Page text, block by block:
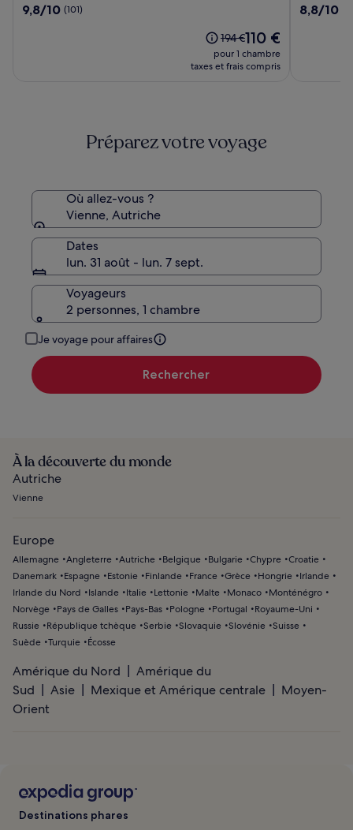
Vienna
9.8
9,8/10 (101)
Le
prix
était
d’informations
sur
standard.
194 €Le
nouveau
prix
110 €
pour 1 chambre
taxes et frais compris
Hub
8.8
8,8/10
Préparez votre voyage
Où allez-vous ?
Vienne, Autriche
Dates
lun. 31 août - lun. 7 sept.
Voyageurs
2 personnes, 1 chambre
Je voyage pour affaires
Rechercher
À la découverte du monde
Autriche
Vienne
Europe
Allemagne Angleterre Autriche Belgique Bulgarie Chypre Croatie
Danemark
Espagne Estonie Finlande France Grèce Hongrie
Irlande
Irlande du Nord
Islande Italie Lettonie Malte Monaco
Monténégro
Norvège
Pays de Galles Pays-Bas Pologne Portugal
Royaume-Uni
Russie
République tchèque Serbie Slovaquie Slovénie Suisse
Suède Turquie Écosse
Amérique du Nord
Amérique du
Sud
Asie Mexique et Amérique centrale
Moyen-
Orient
Destinations phares